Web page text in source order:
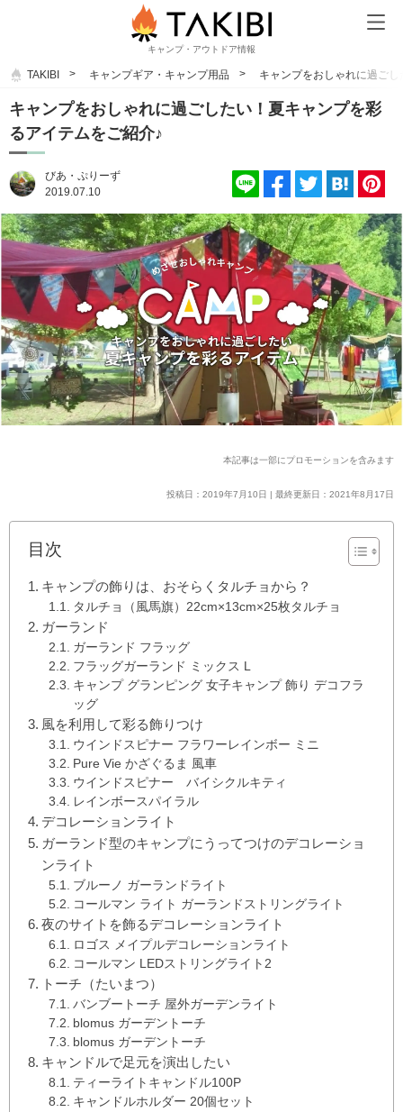
キャンプ・アウトドア情報
TAKIBI キャンプギア・キャンプ用品 キャンプをおしゃれに過ご
キャンプをおしゃれに過ごしたい！夏キャンプを彩
るアイテムをご紹介♪
びあ・ぷりーず
2019.07.10
本記事は一部にプロモーションを含みます
投稿日：2019年7月10日 | 最終更新日：2021年8月17日
目次
キャンプの飾りは、おそらくタルチョから？
タルチョ（風馬旗）22cm×13cm×25枚タルチョ
ガーランド
ガーランド フラッグ
フラッグガーランド ミックス L
キャンプ グランピング 女子キャンプ 飾り デコフラ
ッグ
風を利用して彩る飾りつけ
ウインドスピナー フラワーレインボー ミニ
Pure Vie かざぐるま 風車
ウインドスピナー バイシクルキティ
レインボースパイラル
デコレーションライト
ガーランド型のキャンプにうってつけのデコレーショ
ンライト
ブルーノ ガーランドライト
コールマン ライト ガーランドストリングライト
夜のサイトを飾るデコレーションライト
ロゴス メイプルデコレーションライト
コールマン LEDストリングライト2
トーチ（たいまつ）
バンブートーチ 屋外ガーデンライト
blomus ガーデントーチ
blomus ガーデントーチ
キャンドルで足元を演出したい
ティーライトキャンドル100P
キャンドルホルダー 20個セット